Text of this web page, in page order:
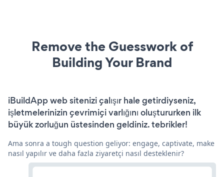
Remove the Guesswork of
Building Your Brand
iBuildApp web sitenizi çalışır hale getirdiyseniz,
işletmelerinizin çevrimiçi varlığını oluştururken ilk
büyük zorluğun üstesinden geldiniz. tebrikler!
Ama sonra a tough question geliyor: engage, captivate, make
nasıl yapılır ve daha fazla ziyaretçi nasıl desteklenir?